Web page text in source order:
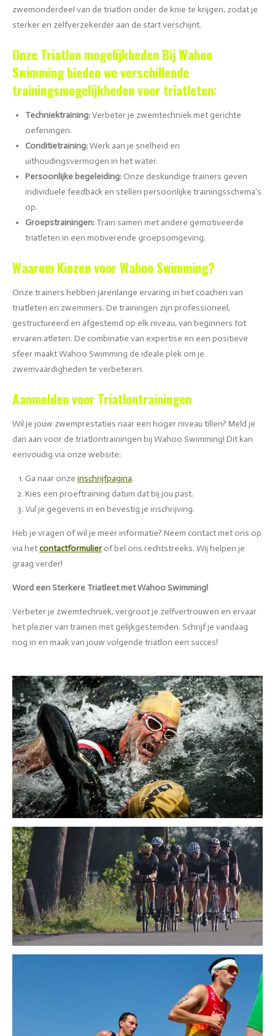
zwemonderdeel van de triatlon onder de knie te krijgen, zodat je
sterker en zelfverzekerder aan de start verschijnt.
Onze Triatlon mogelijkhedenBij Wahoo
Swimming bieden we verschillende
trainingsmogelijkheden voor triatleten:
Techniektraining:Verbeter je zwemtechniek met gerichte
oefeningen.
Conditietraining:Werk aan je snelheid en
uithoudingsvermogen in het water.
Persoonlijke begeleiding: Onze deskundige trainers geven
individuele feedback en stellen persoonlijke trainingsschema's
op.
Groepstrainingen: Train samen met andere gemotiveerde
triatleten in een motiverende groepsomgeving.
Waarom Kiezen voor Wahoo Swimming?
Onze trainers hebben jarenlange ervaring in het coachen van
triatleten en zwemmers. De trainingen zijn professioneel,
gestructureerd en afgestemd op elk niveau, van beginners tot
ervaren atleten. De combinatie van expertise en een positieve
sfeer maakt Wahoo Swimming de ideale plek om je
zwemvaardigheden te verbeteren.
Aanmelden voor Triatlontrainingen
Wil je jouw zwemprestaties naar een hoger niveau tillen? Meld je
dan aan voor de triatlontrainingen bij Wahoo Swimming! Dit kan
eenvoudig via onze website:
Ga naar onze inschrijfpagina.
Kies een proeftraining datum dat bij jou past.
Vul je gegevens in en bevestig je inschrijving.
Heb je vragen of wil je meer informatie? Neem contact met ons op
via hetcontactformulier of bel ons rechtstreeks. Wij helpen je
graag verder!
Word een Sterkere Triatleet met Wahoo Swimming!
Verbeter je zwemtechniek, vergroot je zelfvertrouwen en ervaar
het plezier van trainen met gelijkgestemden. Schrijf je vandaag
nog in en maak van jouw volgende triatlon een succes!